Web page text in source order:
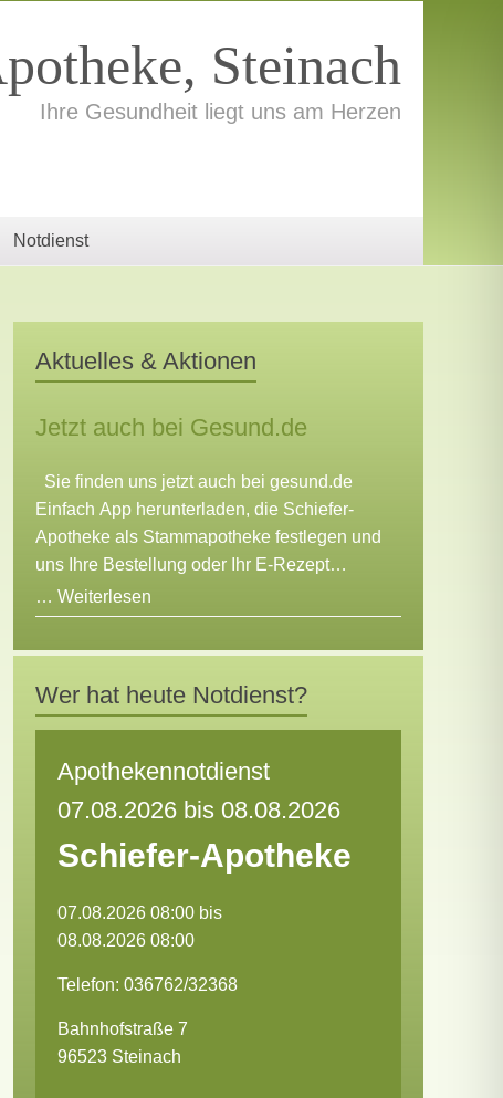
Steinach
Ihre Gesundheit liegt uns am Herzen
Notdienst
Aktuelles & Aktionen
Jetzt auch bei Gesund.de
Sie finden uns jetzt auch bei gesund.de
Einfach App herunterladen, die Schiefer-
Apotheke als Stammapotheke festlegen und
uns Ihre Bestellung oder Ihr E-Rezept
zukommen lassen!
…Weiterlesen
Wer hat heute Notdienst?
Apothekennotdienst
07.08.2026 bis 08.08.2026
Schiefer-Apotheke
07.08.2026 08:00 bis
08.08.2026 08:00
Telefon: 036762/32368
Bahnhofstraße 7
96523 Steinach